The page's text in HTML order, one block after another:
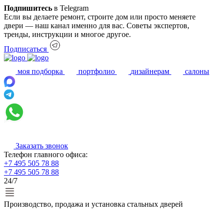
Подпишитесь в Telegram
Если вы делаете ремонт, строите дом или просто меняете
двери — наш канал именно для вас. Советы экспертов,
тренды, инструкции и многое другое.
Подписаться
моя подборка портфолио дизайнерам салоны
Заказать звонок
Телефон главного офиса:
+7 495 505 78 88
+7 495 505 78 88
24/7
Производство, продажа и установка стальных дверей